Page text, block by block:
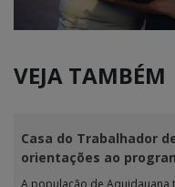
VEJA TAMBÉM
Casa do Trabalhador
orientações ao
A população de Aquidauana